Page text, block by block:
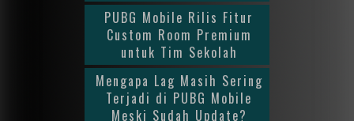
PUBG Mobile Rilis Fitur
Custom Room Premium
untuk Tim Sekolah
Mengapa Lag Masih Sering
Terjadi di PUBG Mobile
Meski Sudah Update?